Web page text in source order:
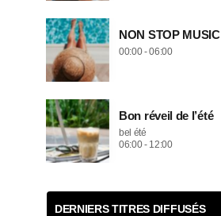
NON STOP MUSIC
00:00 - 06:00
Bon réveil de l’été
bel été
06:00 - 12:00
DERNIERS TITRES DIFFUSÉS